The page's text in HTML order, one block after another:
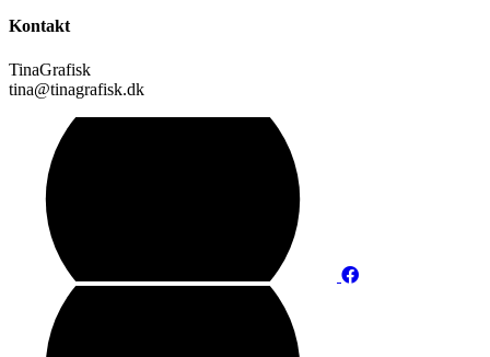
Kontakt
TinaGrafisk
tina@tinagrafisk.dk